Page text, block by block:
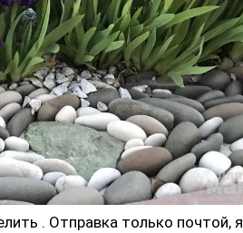
. Отправка только почтой, я